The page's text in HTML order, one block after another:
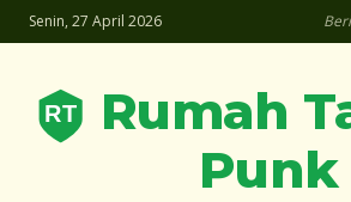
Senin, 27 April 2026
Rumah
Punk